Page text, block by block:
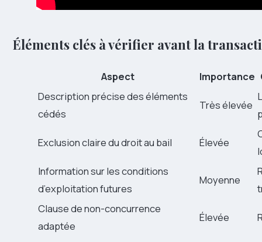
Éléments clés à vérifier avant la
Aspect Importance
Description précise des éléments
cédés
Très élevée
Exclusion claire du droit au bail Élevée
Information sur les conditions
d’exploitation futures
Moyenne
Clause de non-concurrence
adaptée
Élevée